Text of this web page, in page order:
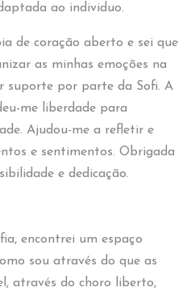
ao individuo.
de coração aberto e sei que
as minhas emoções na
suporte por parte da Sofi. A
me liberdade para
Ajudou-me a refletir e
e sentimentos. Obrigada
e dedicação.
encontrei um espaço
sou através do que as
através do choro liberto,